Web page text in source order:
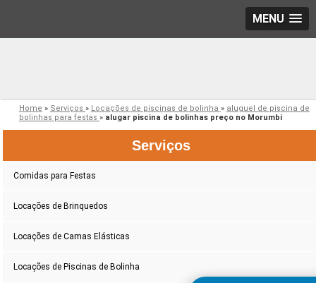
MENU
Home » Serviços » Locações de piscinas de bolinha » aluguel de piscina de
bolinhas para festas » alugar piscina de bolinhas preço no Morumbi
Serviços
Comidas para Festas
Locações de Brinquedos
Locações de Camas Elásticas
Locações de Piscinas de Bolinha